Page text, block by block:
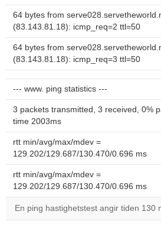
64 bytes from
(83.143.81.18): icmp_req=2 ttl=50
64 bytes from
(83.143.81.18): icmp_req=3 ttl=50
--- www. ping statistics ---
3 packets transmitted, 3 received, 0%
time 2003ms
rtt min/avg/max/mdev =
129.202/129.687/130.470/0.696 ms
rtt min/avg/max/mdev =
129.202/129.687/130.470/0.696 ms
En ping hastighetstest angir tiden 130